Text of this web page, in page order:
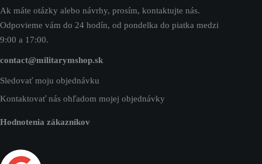
Ak máte otázky alebo návrhy, prosím, kontaktujte nás.
Odpovieme vám do 24 hodín, od pondelka do piatka medzi
9:00 a 17:00.
contact@militarymshop.sk
Sledovať moju objednávku
Kontaktovať nás ohľadom mojej objednávky
Hodnotenia zákazníkov